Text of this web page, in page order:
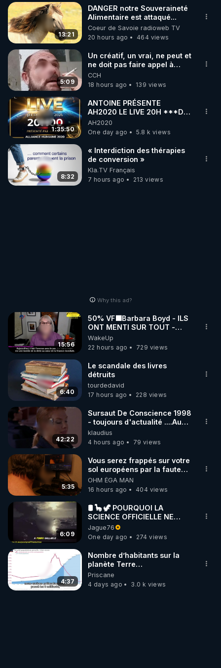
13:21
DANGER notre Souveraineté
Alimentaire est attaqué...
Coeur de Savoie radioweb TV
20 hours ago
464 views
5:09
Un créatif, un vrai, ne peut et
ne doit pas faire appel à
l'intelligence artificielle
CCH
18 hours ago
139 views
1:35:50
ANTOINE PRÉSENTE
AH2020 LE LIVE 20H ***DU
06/08/2026***
AH2020
One day ago
5.8 k views
8:32
« Interdiction des thérapies
de conversion »
Kla.TV Français
7 hours ago
213 views
Why this ad?
15:56
50% VF🟩Barbara Boyd - ILS
ONT MENTI SUR TOUT -
Jocelyne Traduction
WakeUp
22 hours ago
729 views
6:40
Le scandale des livres
détruits
tourdedavid
17 hours ago
228 views
42:22
Sursaut De Conscience 1998
- toujours d'actualité ....Au
Dela Du Réel
klaudius
4 hours ago
79 views
5:35
Vous serez frappés sur votre
sol européens par la faute
des dirigeants qui s'en
mettent dans le nez
OHM ÉGA MAN
16 hours ago
404 views
6:09
🛢 🦕 🦖 POURQUOI LA
SCIENCE OFFICIELLE NE
CONNAÎT-ELLE PAS LA VRAIE
ORIGINE DU PÉTROLE ?
Jague76
One day ago
274 views
4:37
Nombre d’habitants sur la
planète Terre…
Priscane
4 days ago
3.0 k views